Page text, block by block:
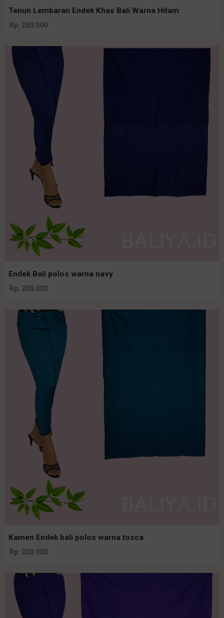
Tenun Lembaran Endek Khas Bali Warna Hitam
Rp. 250.000
Endek Bali polos warna navy
Rp. 200.000
Kamen Endek bali polos warna tosca
Rp. 200.000